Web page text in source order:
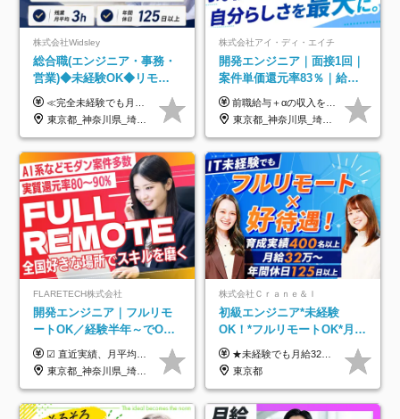
株式会社Widsley
総合職(エンジニア・事務・
営業)◆未経験OK◆リモー
トあり◆残業月3h◆服装髪
型自由
≪完全未経験でも月給40万円以上も可能です！≫ -------------- 【1】ITエンジニア 月給26万円～50万円＋プロジェクト手当＋資格手当 【2】IT事務、営業事務 月給26万円～50万円＋プロジェクト手当＋資格手当 ≪【1】【2】共通≫ ★上記給与には固定残業代20時間分(月3万719円～)を含みます。残業が超過した場合は、追加支給します(残業は月平均3時間とほぼ発生しません。残業がなくても、固定残業代は支給されます) ★試用期間6ヵ月あり（期間中は月給23万1000円～。固定残業代20時間分3万719円～を含む／超過分は別途支給） -------------- 【3】SES営業、SaaS営業 月給30万円以上＋インセンティブ＋各種手当 ★上記給与には固定残業代45時間分(月7万6967円～)を含みます。残業が超過した場合は、追加支給します(残業は月平均3時間とほぼ発生しません。残業がなくても、固定残業代は支給されます) ★試用期間6ヵ月あり(期間中も給与や福利厚生は同じです)
東京都_神奈川県_埼玉県_千葉県_大阪府_愛知県_北海道_青森県_岩手県_宮城県_秋田県_山形県_福島県_茨城県_栃木県_群馬県_新潟県_山梨県_長野県_富山県_石川県_福井県_静岡県_岐阜県_三重県_兵庫県_京都府_滋賀県_奈良県_和歌山県_広島県_岡山県_鳥取県_島根県_山口県_徳島県_香川県_愛媛県_高知県_福岡県_熊本県_佐賀県_長崎県_大分県_宮崎県_鹿児島県_沖縄県
株式会社アイ・ディ・エイチ
開発エンジニア｜面接1回｜
案件単価還元率83％｜給与
UP保証｜年休140日｜在宅
利用率9割｜独立支援・副業
制度
前職給与＋αの収入を保証 月給42万円～120万円＋各種手当＋賞与 給与基準が明確かつ高還元です。 一人ひとりが安定した環境のもと、長く活躍できる職場を目指しています。 ※平均年収650万円 ・還元率83％ ・各種手当について 職能手当／職務手当／資格手当／営業手当 など ※前職での経験・能力、給与などを考慮の上、当社規定により優遇いたします ※試用期間あり（3ヶ月／期間中の条件に変動はありません） ※上記金額には固定残業代（78,948円～225,564円/月30時間分）を含みます 超過分は別途全額支給いたします ・年収UPを保証 過去には転職時に〈年収200万円UP〉したエンジニアも在籍しています。入社時だけでなく、入社後も安心の給与水準で働ける環境です。キャリアや技術力が正当に評価されていないと感じていたら、一度面接でお話ししましょう！ 当社では管理職の人数は最低限にし、無駄な管理をしません。その費用削減分を社員の給与に還元しています！
東京都_神奈川県_埼玉県_千葉県_大阪府_愛知県_北海道_青森県_岩手県_宮城県_秋田県_山形県_福島県_茨城県_栃木県_群馬県_新潟県_山梨県_長野県_富山県_石川県_福井県_静岡県_岐阜県_三重県_兵庫県_京都府_滋賀県_奈良県_和歌山県_広島県_岡山県_鳥取県_島根県_山口県_徳島県_香川県_愛媛県_高知県_福岡県_熊本県_佐賀県_長崎県_大分県_宮崎県_鹿児島県_沖縄県
FLARETECH株式会社
開発エンジニア｜フルリモ
ートOK／経験半年～でOK
／実質還元率80～90%／前
給保証／AI系など最先端案
件多数
☑︎ 直近実績、月平均17,000円の昇給 ☑︎ 前職給与100%保証 ☑︎ 実質還元率80～90% ☑︎ 待機時も給与は満額支給 月給35万円～70万円＋交通費など各種手当 ※想定年収：4,200,000円～10,560,000円 ※経験・能力等を考慮の上で決定します。 ※上記金額には、みなし残業手当（50時間分・104,000円～212,000円）を含みます。超過分は別途追加支給します。 ┗残業時間は月平均10時間、多い時でも20時間程度と安定しております ★単価連動型の給与体系ではないため、万が一待機になってもその間の給与は満額支給しています。 ＜1年間の昇給事例をご紹介！＞ ・20代/フロントエンドエンジニア：月給274,000円→月給362,000円（＋88,000円/月） ・20代/iOSエンジニア：月給237,000円→月給287,000円（＋50,000円/月） ・20代/Androidエンジニア：月給316,000円→月給374,000円（＋58,000円/月） ・30代/Javaエンジニア（上流）：月給340,000円→月給418,000円（＋78,000円/月） ・30代/PMO：月給340,000円→月給418,000円（＋78,000円/月）
東京都_神奈川県_埼玉県_千葉県_大阪府_愛知県_北海道_青森県_岩手県_宮城県_秋田県_山形県_福島県_茨城県_栃木県_群馬県_新潟県_山梨県_長野県_富山県_石川県_福井県_静岡県_岐阜県_三重県_兵庫県_京都府_滋賀県_奈良県_和歌山県_広島県_岡山県_鳥取県_島根県_山口県_徳島県_香川県_愛媛県_高知県_福岡県_熊本県_佐賀県_長崎県_大分県_宮崎県_鹿児島県_沖縄県
株式会社Ｃｒａｎｅ＆Ｉ
初級エンジニア*未経験
OK！*フルリモートOK*月給
32万～*残業月9.8h*1ヶ月の
研修*資格取得率100％
★未経験でも月給32万円スタート★ 月収32万円～35万円＋各種手当（資格手当だけで毎月15万の上乗せ実績あり！） ★資格手当豊富！1資格につき最大3万円支給 ★功績手当の導入で、毎月のお給与に上乗せで最大10万円支給している社員も！ ★1回の昇級で年収数十万UPも可 ★ゆくゆくは年収1000万以上も目指せる 年俸384万円～1,162万8,000円（12分割） ※経験・スキルを考慮の上決定します ※上記金額には固定残業代（月30h分・60,800円～66,500円）を含みます ※超過分は別途全額支給します ※試用期間2ヶ月間あり（その他待遇に差異はありません）
東京都